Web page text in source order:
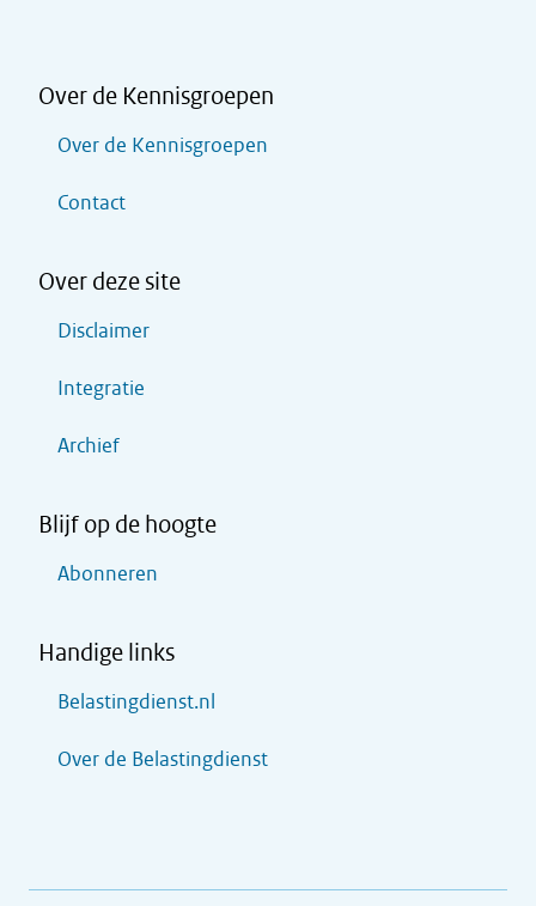
Over de Kennisgroepen
Over de Kennisgroepen
Contact
Over deze site
Disclaimer
Integratie
Archief
Blijf op de hoogte
Abonneren
Handige links
Belastingdienst.nl
Over de Belastingdienst